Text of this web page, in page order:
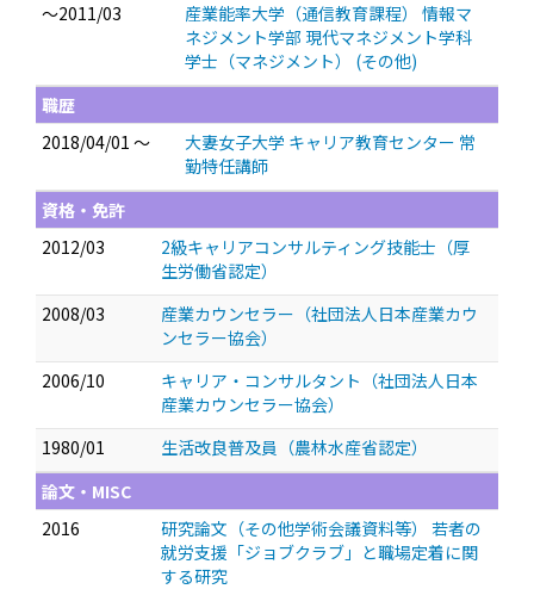
～2011/03
産業能率大学（通信教育課程） 情報マ
ネジメント学部 現代マネジメント学科
学士（マネジメント） (その他)
職歴
2018/04/01 ～
大妻女子大学 キャリア教育センター 常
勤特任講師
資格・免許
2012/03
2級キャリアコンサルティング技能士（厚
生労働省認定）
2008/03
産業カウンセラー（社団法人日本産業カウ
ンセラー協会）
2006/10
キャリア・コンサルタント（社団法人日本
産業カウンセラー協会）
1980/01
生活改良普及員（農林水産省認定）
論文・MISC
2016
研究論文（その他学術会議資料等） 若者の
就労支援「ジョブクラブ」と職場定着に関
する研究